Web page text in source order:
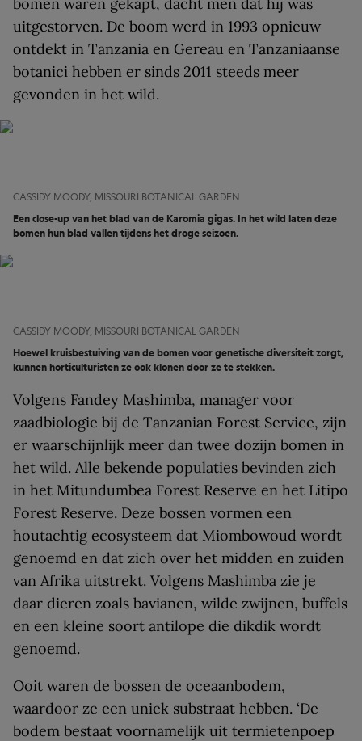
uitgestorven. De boom werd in 1993 opnieuw
ontdekt in Tanzania en Gereau en Tanzaniaanse
botanici hebben er sinds 2011 steeds meer
gevonden in het wild.
CASSIDY MOODY, MISSOURI BOTANICAL GARDEN
Een close-up van het blad van de Karomia gigas. In het wild laten deze
bomen hun blad vallen tijdens het droge seizoen.
CASSIDY MOODY, MISSOURI BOTANICAL GARDEN
Hoewel kruisbestuiving van de bomen voor genetische diversiteit zorgt,
kunnen horticulturisten ze ook klonen door ze te stekken.
Volgens Fandey Mashimba, manager voor
zaadbiologie bij de Tanzanian Forest Service, zijn
er waarschijnlijk meer dan twee dozijn bomen in
het wild. Alle bekende populaties bevinden zich
in het Mitundumbea Forest Reserve en het Litipo
Forest Reserve. Deze bossen vormen een
houtachtig ecosysteem dat Miombowoud wordt
genoemd en dat zich over het midden en zuiden
van Afrika uitstrekt. Volgens Mashimba zie je
daar dieren zoals bavianen, wilde zwijnen, buffels
en een kleine soort antilope die dikdik wordt
genoemd.
Ooit waren de bossen de oceaanbodem,
waardoor ze een uniek substraat hebben. ‘De
bodem bestaat voornamelijk uit termietenpoep